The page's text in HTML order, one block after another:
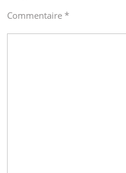
Commentaire *